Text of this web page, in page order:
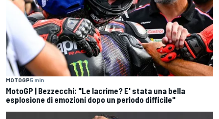
MOTOGP5 min
MotoGP | Bezzecchi: "Le lacrime? E' stata una bella
esplosione di emozioni dopo un periodo difficile"